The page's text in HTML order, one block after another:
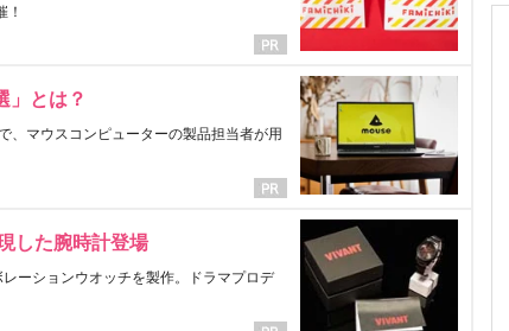
！
」とは？
、マウスコンピューターの製品担当者が用
した腕時計登場
ーションウオッチを製作。ドラマプロデ